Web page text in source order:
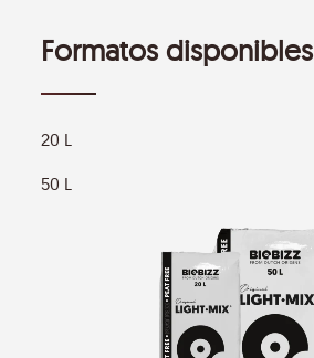
Formatos disponibles
20 L
50 L